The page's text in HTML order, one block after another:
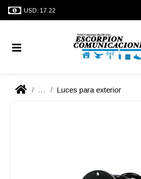
USD: 17.22
... Luces para exterior